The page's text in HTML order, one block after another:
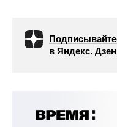
в Яндекс. Дзен